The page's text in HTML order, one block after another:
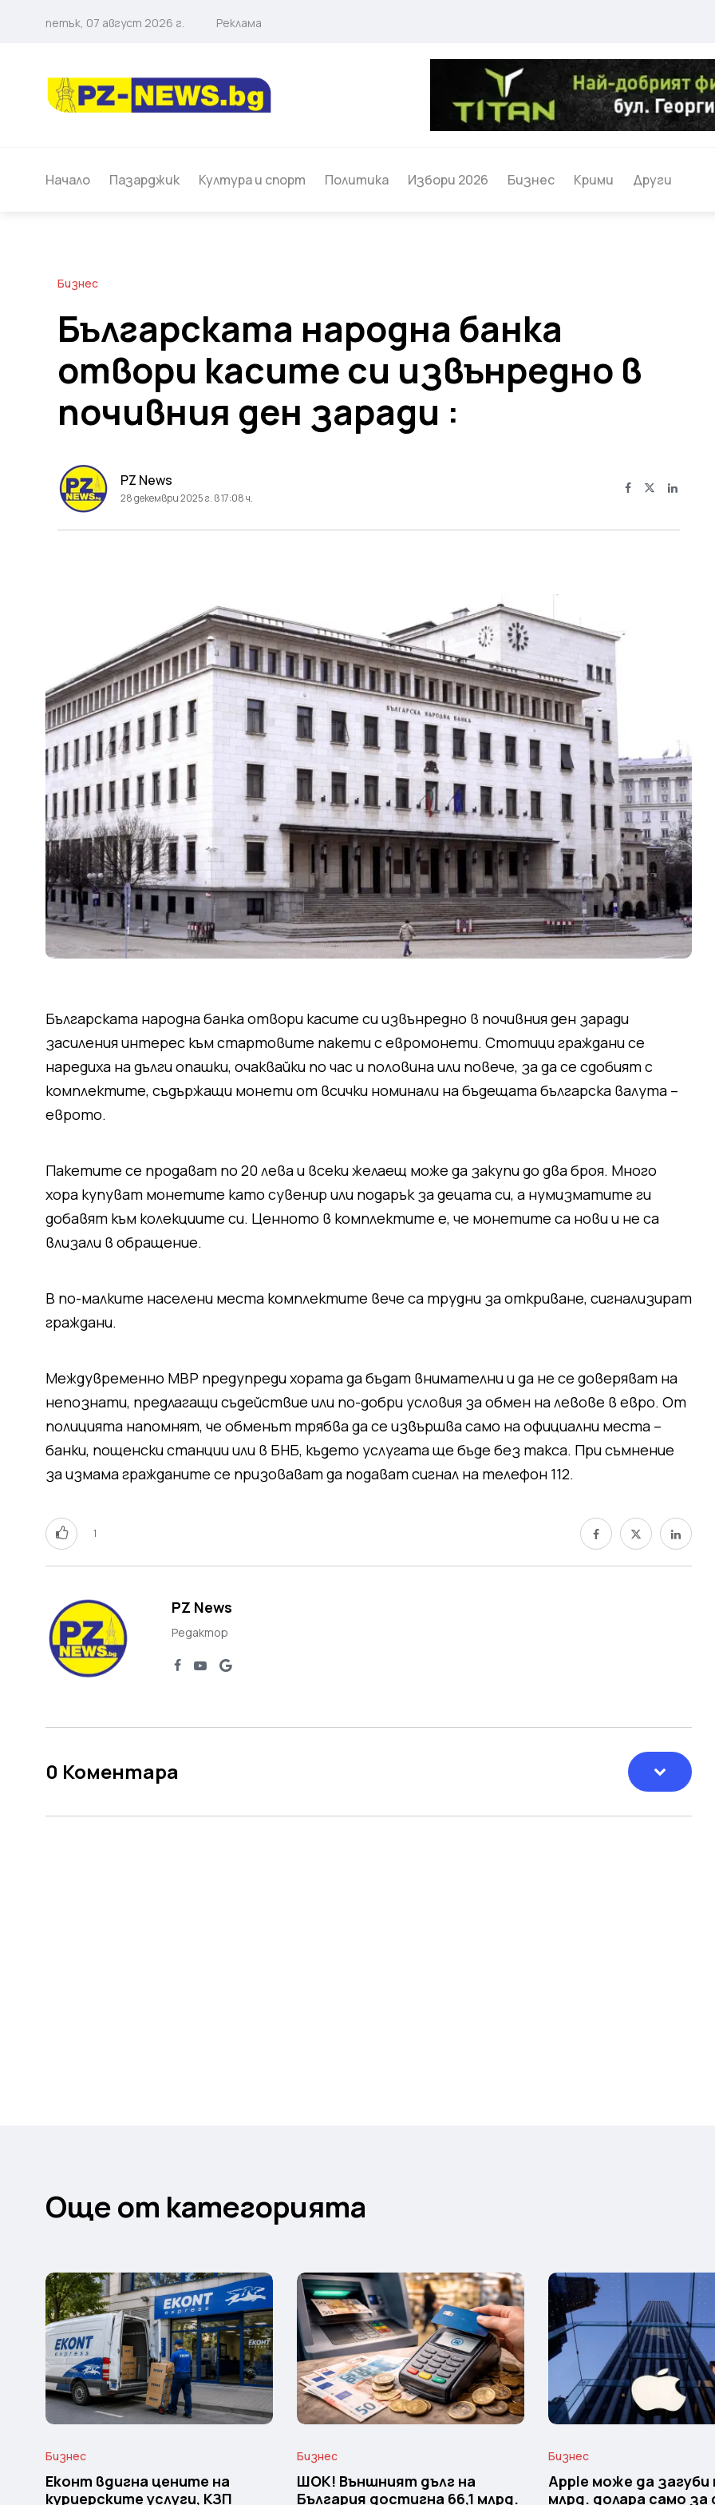
петък, 07 август 2026 г. Реклама
Начало Пазарджик Култура и спорт Политика Избори 2026 Бизнес Крими Други
Бизнес
Българската народна банка
отвори касите си извънредно в
почивния ден заради :
PZ News
28 декември 2025 г. в 17:08 ч.
Българската народна банка отвори касите си извънредно в почивния ден заради
засиления интерес към стартовите пакети с евромонети. Стотици граждани се
наредиха на дълги опашки, очаквайки по час и половина или повече, за да се сдобият с
комплектите, съдържащи монети от всички номинали на бъдещата българска валута –
еврото.
Пакетите се продават по 20 лева и всеки желаещ може да закупи до два броя. Много
хора купуват монетите като сувенир или подарък за децата си, а нумизматите ги
добавят към колекциите си. Ценното в комплектите е, че монетите са нови и не са
влизали в обращение.
В по-малките населени места комплектите вече са трудни за откриване, сигнализират
граждани.
Междувременно МВР предупреди хората да бъдат внимателни и да не се доверяват на
непознати, предлагащи съдействие или по-добри условия за обмен на левове в евро. От
полицията напомнят, че обменът трябва да се извършва само на официални места –
банки, пощенски станции или в БНБ, където услугата ще бъде без такса. При съмнение
за измама гражданите се призовават да подават сигнал на телефон 112.
1
PZ News
Редактор
0 Коментара
Още от категорията
Бизнес
Еконт вдигна цените на
куриерските услуги, КЗП
Бизнес
ШОК! Външният дълг на
България достигна 66,1 млрд.
Бизнес
Apple може да загуби
млрд. долара само за